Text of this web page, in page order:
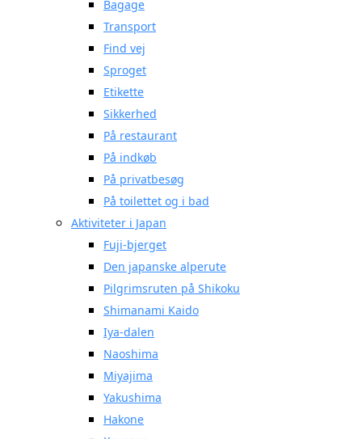
Bagage
Transport
Find vej
Sproget
Etikette
Sikkerhed
På restaurant
På indkøb
På privatbesøg
På toilettet og i bad
Aktiviteter i Japan
Fuji-bjerget
Den japanske alperute
Pilgrimsruten på Shikoku
Shimanami Kaido
Iya-dalen
Naoshima
Miyajima
Yakushima
Hakone